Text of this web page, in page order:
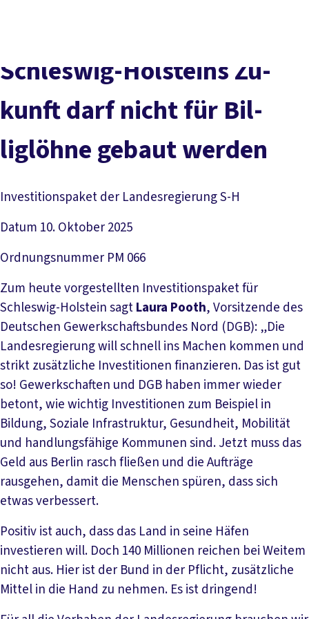
Service
Mitmachen
Schles­wig-Hol­steins Zu­
kunft darf nicht für Bil­
liglöh­ne ge­baut wer­den
Investitionspaket der Landesregierung S-H
Datum 10. Oktober 2025
Ordnungsnummer PM 066
Zum heute vorgestellten Investitionspaket für
Schleswig-Holstein sagtLaura Pooth, Vorsitzende des
Deutschen Gewerkschaftsbundes Nord (DGB): „Die
Landesregierung will schnell ins Machen kommen und
strikt zusätzliche Investitionen finanzieren. Das ist gut
so! Gewerkschaften und DGB haben immer wieder
betont, wie wichtig Investitionen zum Beispiel in
Bildung, Soziale Infrastruktur, Gesundheit, Mobilität
und handlungsfähige Kommunen sind. Jetzt muss das
Geld aus Berlin rasch fließen und die Aufträge
rausgehen, damit die Menschen spüren, dass sich
etwas verbessert.
Positiv ist auch, dass das Land in seine Häfen
investieren will. Doch 140 Millionen reichen bei Weitem
nicht aus. Hier ist der Bund in der Pflicht, zusätzliche
Mittel in die Hand zu nehmen. Es ist dringend!